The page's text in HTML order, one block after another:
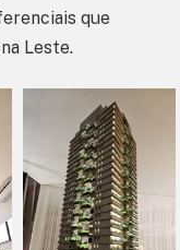
que
Leste.